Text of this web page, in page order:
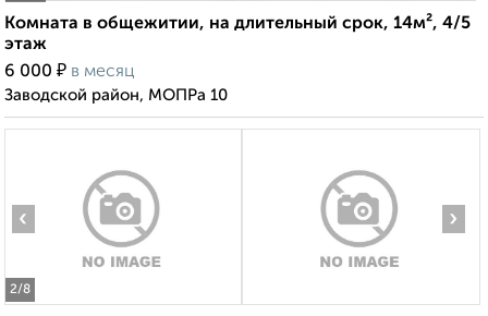
Комната в общежитии, на длительный срок, 14м², 4/5
этаж
6 000 ₽ в месяц
Заводской район, МОПРа 10
2/8
‹ ›